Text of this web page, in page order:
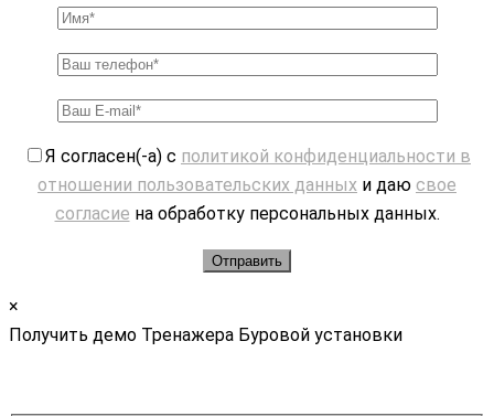
Я согласен(-а) с политикой конфиденциальности в
отношении пользовательских данных и даю свое
согласие на обработку персональных данных.
×
Получить демо Тренажера Буровой установки